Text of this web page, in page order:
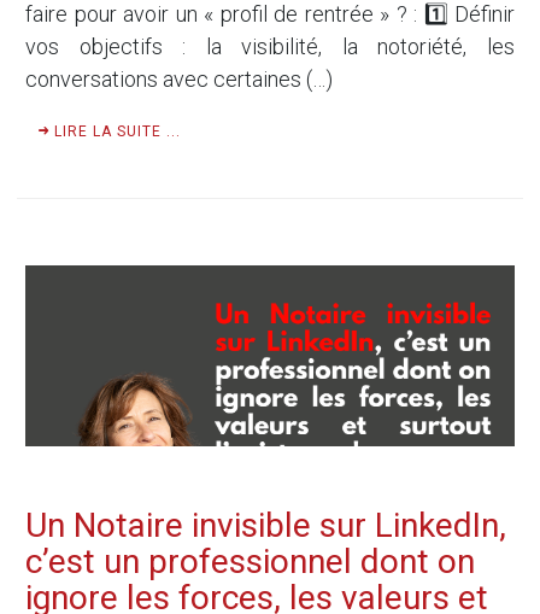
faire pour avoir un « profil de rentrée » ? : 1️⃣ Définir
vos objectifs : la visibilité, la notoriété, les
conversations avec certaines (…)
LIRE LA SUITE ...
Un Notaire invisible sur LinkedIn,
c’est un professionnel dont on
ignore les forces, les valeurs et